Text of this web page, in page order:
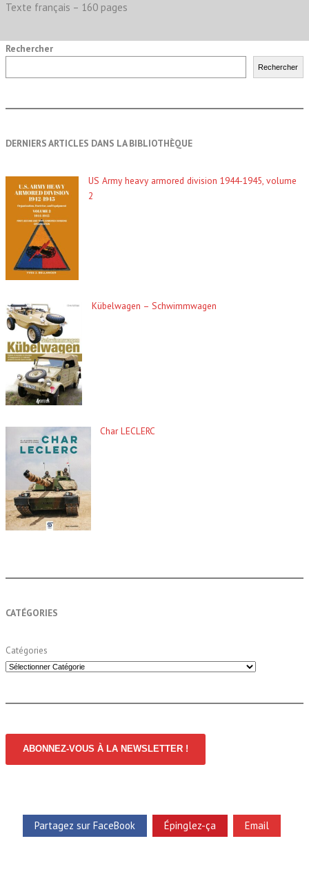
Texte français – 160 pages
Rechercher
Rechercher
DERNIERS ARTICLES DANS LA BIBLIOTHÈQUE
US Army heavy armored division 1944-1945, volume
2
Kübelwagen – Schwimmwagen
Char LECLERC
CATÉGORIES
Catégories
ABONNEZ-VOUS À LA NEWSLETTER !
Partagez sur FaceBook Épinglez-ça Email